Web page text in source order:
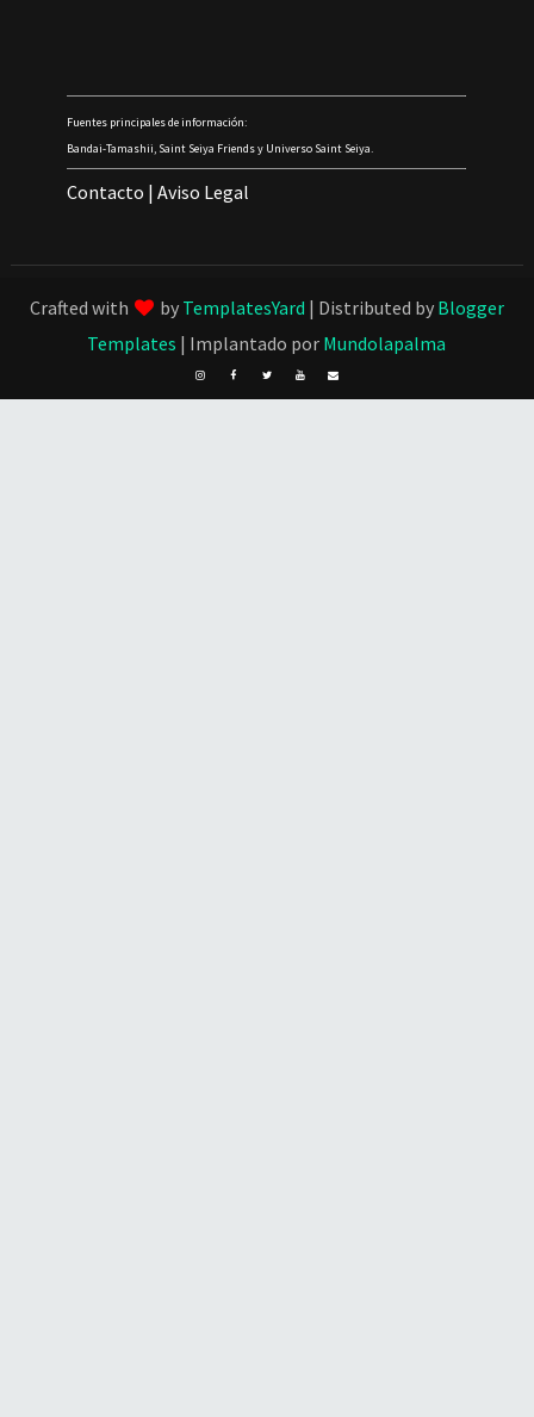
Fuentes principales de información:
Bandai-Tamashii, Saint Seiya Friends y Universo Saint Seiya.
Contacto |Aviso Legal
Crafted with by TemplatesYard | Distributed by Blogger
Templates | Implantado por Mundolapalma